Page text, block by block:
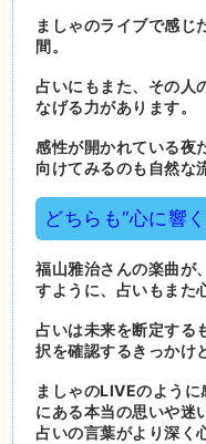
ましゃのライブで感じ
間。
占いにもまた、その人
なげる力があります。
感性が開かれている夜
向けてみるのも自然な
どちらも“心に響
福山雅治さんの楽曲が
すように、占いもまた
占いは未来を断定する
択を確認するきっかけ
ましゃのLIVEのよう
にある本当の思いや迷
占いの言葉がより深く